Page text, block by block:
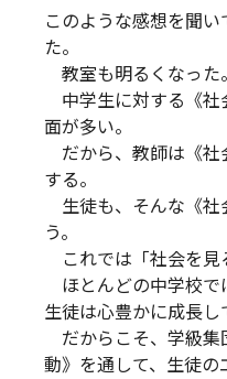
このような感想を聞
た。
教室も明るくなった。
中学生に対する《社
面が多い。
だから、教師は《社
する。
生徒も、そんな《社
う。
これでは「社会を見
ほとんどの中学校で
生徒は心豊かに成長し
だからこそ、学級集
動》を通して、生徒の